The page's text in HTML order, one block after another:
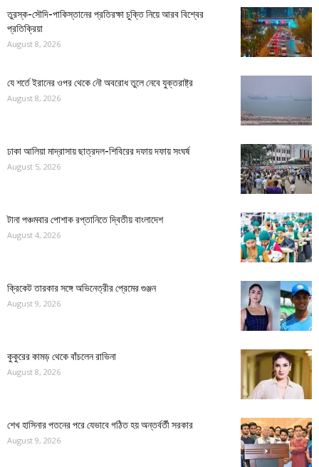
তুরস্ক-সৌদি-পাকিস্তানের প্রতিরক্ষা চুক্তি নিয়ে আরব বিশ্বের
প্রতিক্রিয়া
August 8, 2026
যে শর্তে ইরানের ওপর থেকে নৌ অবরোধ তুলে নেবে যুক্তরাষ্ট্র
August 8, 2026
ঢাকা আলিয়া মাদ্রাসায় ছাত্রদল-শিবিরের দফায় দফায় সংঘর্ষ
August 5, 2026
টানা পঞ্চমবার পোশাক রপ্তানিতে দ্বিতীয় বাংলাদেশ
August 4, 2026
ক্রিকেট তারকার সঙ্গে অভিনেত্রীর প্রেমের গুঞ্জন
August 9, 2026
কুকুরের কামড় থেকে বাঁচলেন রাভিনা
August 8, 2026
শেখ হাসিনার পতনের পরে যেভাবে গঠিত হয় অন্তর্বর্তী সরকার
August 9, 2026